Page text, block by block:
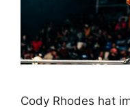
Cody Rhodes hat